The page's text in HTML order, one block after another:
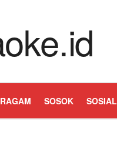
RAGAM SOSOK SOSIAL